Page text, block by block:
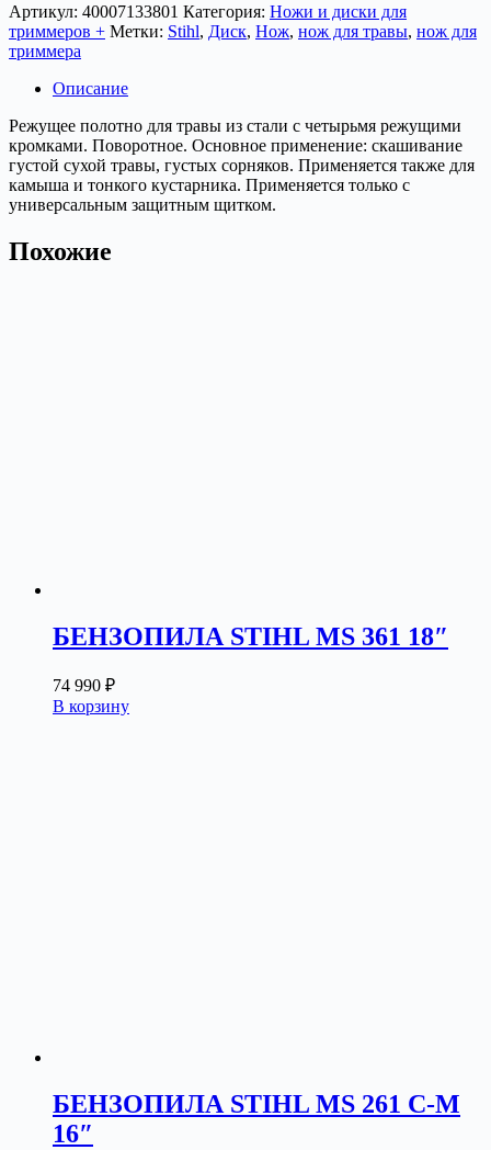
Артикул: 40007133801 Категория: Ножи и диски для
триммеров + Метки: Stihl, Диск, Нож, нож для травы, нож для
триммера
Описание
Режущее полотно для травы из стали с четырьмя режущими
кромками. Поворотное. Основное применение: скашивание
густой сухой травы, густых сорняков. Применяется также для
камыша и тонкого кустарника. Применяется только с
универсальным защитным щитком.
Похожие
БЕНЗОПИЛА STIHL MS 361 18″
74 990 ₽
В корзину
БЕНЗОПИЛА STIHL MS 261 C-M
16″